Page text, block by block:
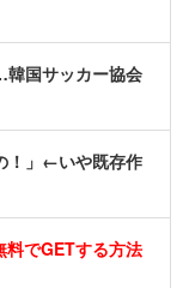
韓国サッカー協会
！」←いや既存作
でGETする方法